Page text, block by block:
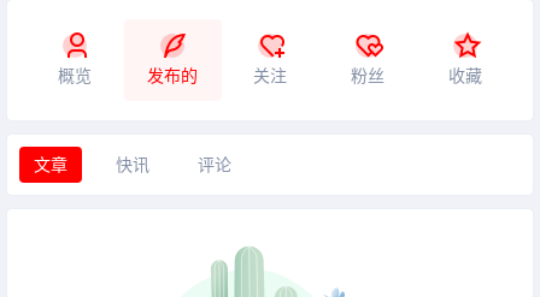
概览 发布的 关注 粉丝 收藏
文章 快讯 评论